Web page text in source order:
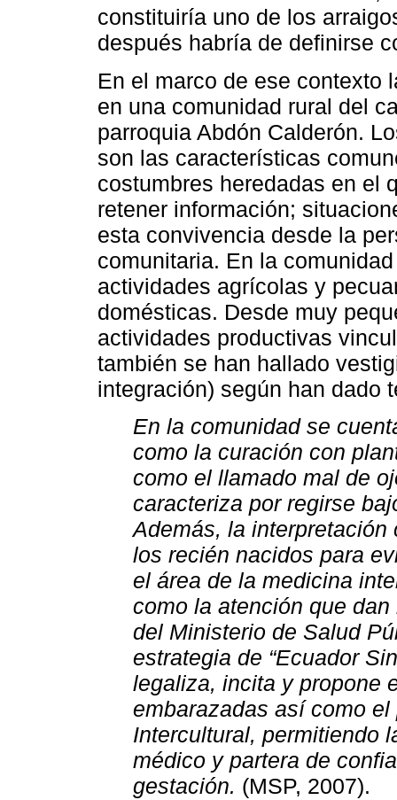
constituiría uno de los
después habría de definirse
En el marco de ese contexto
en una comunidad rural del
parroquia Abdón Calderón.
son las características
costumbres heredadas en el
retener información;
esta convivencia desde la
comunitaria. En la
actividades agrícolas y
domésticas. Desde muy
actividades productivas
también se han hallado
integración) según han dado
En la comunidad se
como la curación con
como el llamado mal de
caracteriza por regirse
Además, la
los recién nacidos para
el área de la medicina
como la atención que
del Ministerio de Salud
estrategia de “Ecuador
legaliza, incita y propone
embarazadas así como
Intercultural, permitiendo
médico y partera de
gestación. (MSP, 2007).